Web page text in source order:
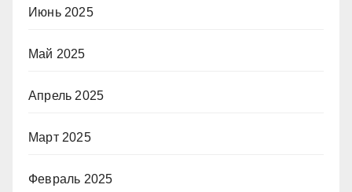
Июнь 2025
Май 2025
Апрель 2025
Март 2025
Февраль 2025